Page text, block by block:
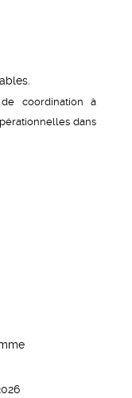
de coordination à
dans